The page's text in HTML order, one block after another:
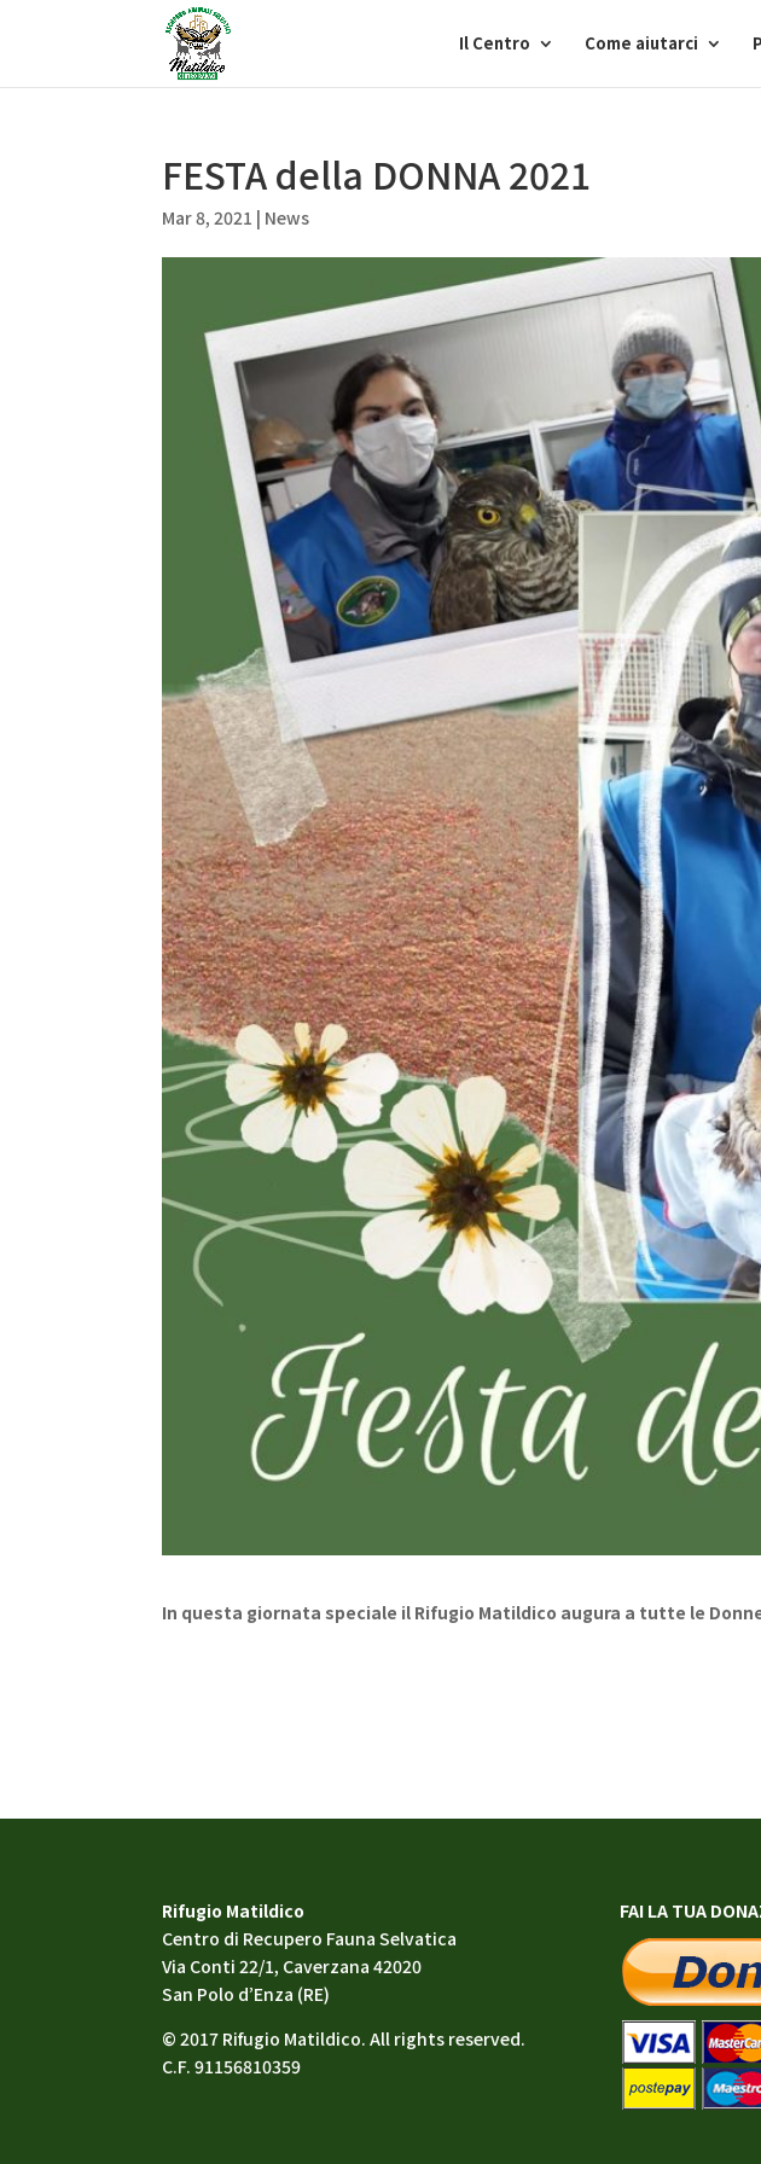
Il Centro Come aiutarci
FESTA della DONNA 2021
Mar 8, 2021 | News
In questa giornata speciale il Rifugio Matildico augura a tutte le
Rifugio Matildico
Centro di Recupero Fauna Selvatica
Via Conti 22/1, Caverzana 42020
San Polo d’Enza (RE)
© 2017 Rifugio Matildico. All rights reserved.
C.F. 91156810359
FAI LA TUA